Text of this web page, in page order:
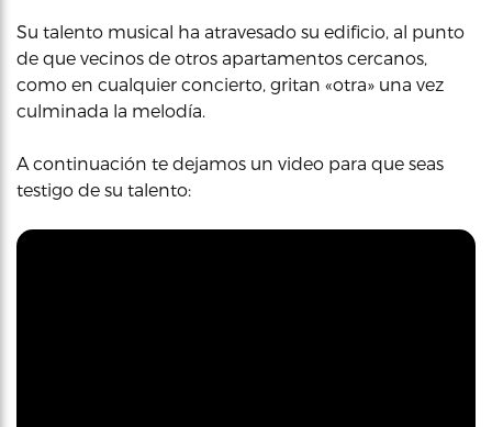
Su talento musical ha atravesado su edificio, al punto
de que vecinos de otros apartamentos cercanos,
como en cualquier concierto, gritan «otra» una vez
culminada la melodía.
A continuación te dejamos un video para que seas
testigo de su talento: